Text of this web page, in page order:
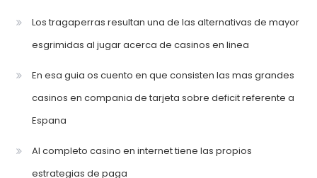
Los tragaperras resultan una de las alternativas de mayor
esgrimidas al jugar acerca de casinos en linea
En esa guia os cuento en que consisten las mas grandes
casinos en compania de tarjeta sobre deficit referente a
Espana
Al completo casino en internet tiene las propios
estrategias de paga